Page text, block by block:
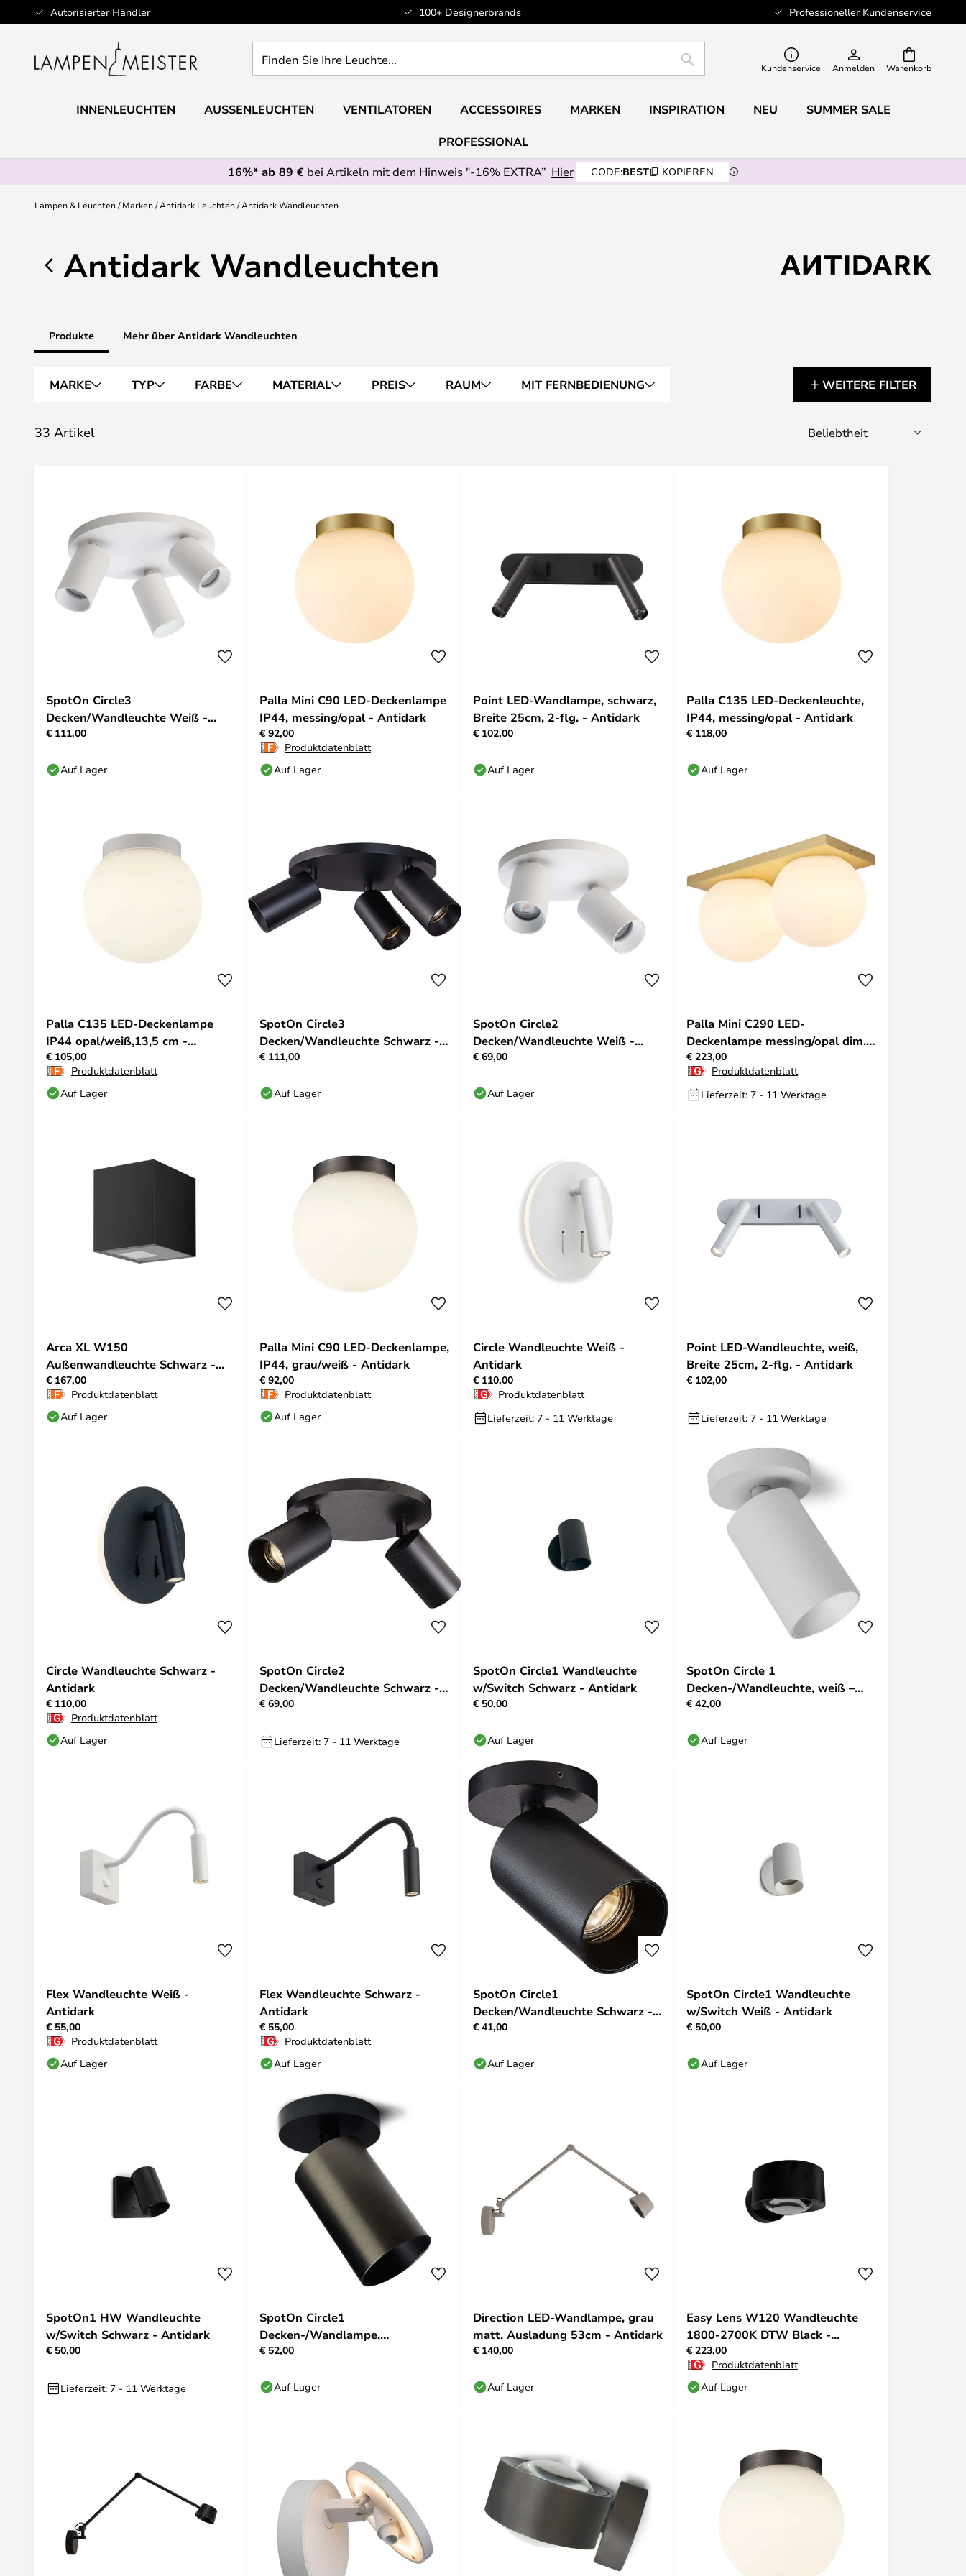
Autorisierter Händler 100+ Designerbrands Professioneller Kundenservice
Zum
Inhalt
Warenkorb
Sie
Leuchte...
SUCHE Kundenservice Anmelden
INNENLEUCHTEN AUSSENLEUCHTEN VENTILATOREN ACCESSOIRES MARKEN INSPIRATION NEU SUMMER SALE
PROFESSIONAL
16%* ab 89 €bei Artikeln mit dem Hinweis "-16% EXTRA” Hier CODE:BEST KOPIEREN
Lampen & Leuchten Marken Antidark Leuchten Antidark Wandleuchten
Antidark Wandleuchten
Produkte Mehr über Antidark Wandleuchten
MARKE TYP FARBE MATERIAL PREIS RAUM MIT FERNBEDIENUNG WEITERE FILTER
33 Artikel
SpotOn Circle3
Decken/Wandleuchte Weiß -
Antidark
€ 111,00
Auf Lager
Palla Mini C90 LED-Deckenlampe
IP44, messing/opal - Antidark
€ 92,00
Produktdatenblatt
Auf Lager
Point LED-Wandlampe, schwarz,
Breite 25cm, 2-flg. - Antidark
€ 102,00
Auf Lager
Palla C135 LED-Deckenleuchte,
IP44, messing/opal - Antidark
€ 118,00
Auf Lager
Palla C135 LED-Deckenlampe
IP44 opal/weiß,13,5 cm -
Antidark
€ 105,00
Produktdatenblatt
Auf Lager
SpotOn Circle3
Decken/Wandleuchte Schwarz -
Antidark
€ 111,00
Auf Lager
SpotOn Circle2
Decken/Wandleuchte Weiß -
Antidark
€ 69,00
Auf Lager
Palla Mini C290 LED-
Deckenlampe messing/opal dim. -
Antidark
€ 223,00
Produktdatenblatt
Lieferzeit: 7 - 11 Werktage
Arca XL W150
Außenwandleuchte Schwarz -
Antidark
€ 167,00
Produktdatenblatt
Auf Lager
Palla Mini C90 LED-Deckenlampe,
IP44, grau/weiß - Antidark
€ 92,00
Produktdatenblatt
Auf Lager
Circle Wandleuchte Weiß -
Antidark
€ 110,00
Produktdatenblatt
Lieferzeit: 7 - 11 Werktage
Point LED-Wandleuchte, weiß,
Breite 25cm, 2-flg. - Antidark
€ 102,00
Lieferzeit: 7 - 11 Werktage
Circle Wandleuchte Schwarz -
Antidark
€ 110,00
Produktdatenblatt
Auf Lager
SpotOn Circle2
Decken/Wandleuchte Schwarz -
Antidark
€ 69,00
Lieferzeit: 7 - 11 Werktage
SpotOn Circle1 Wandleuchte
w/Switch Schwarz - Antidark
€ 50,00
Auf Lager
SpotOn Circle 1
Decken-/Wandleuchte, weiß –
Antidark
€ 42,00
Auf Lager
Flex Wandleuchte Weiß -
Antidark
€ 55,00
Produktdatenblatt
Auf Lager
Flex Wandleuchte Schwarz -
Antidark
€ 55,00
Produktdatenblatt
Auf Lager
SpotOn Circle1
Decken/Wandleuchte Schwarz -
Antidark
€ 41,00
Auf Lager
SpotOn Circle1 Wandleuchte
w/Switch Weiß - Antidark
€ 50,00
Auf Lager
SpotOn1 HW Wandleuchte
w/Switch Schwarz - Antidark
€ 50,00
Lieferzeit: 7 - 11 Werktage
SpotOn Circle1
Decken-/Wandlampe,
grau/schwarz - Antidark
€ 52,00
Auf Lager
Direction LED-Wandlampe, grau
matt, Ausladung 53cm - Antidark
€ 140,00
Auf Lager
Easy Lens W120 Wandleuchte
1800-2700K DTW Black -
Antidark
€ 223,00
Produktdatenblatt
Auf Lager